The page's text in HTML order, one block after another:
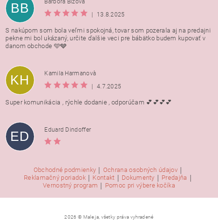
BB
Barbora Bížová
|
13.8.2025
S nakúpom som bola veľmi spokojná, tovar som pozerala aj na predajni
pekne mi bol ukázaný, určite ďalšie veci pre bábätko budem kupovať v
danom obchode 🩵🩶
KH
Kamila Harmanovà
|
4.7.2025
Super komunikácia , rýchle dodanie , odporúčam 💕💕💕💕
ED Eduard Dindoffer
Obchodné podmienky | Ochrana osobných údajov |
Reklamačný poriadok | Kontakt | Dokumenty | Predajňa |
Vernostný program | Pomoc pri výbere kočíka
2026 © Male ja, všetky práva vyhradené